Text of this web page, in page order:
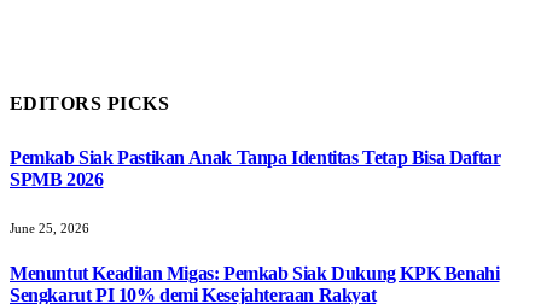
EDITORS PICKS
Pemkab Siak Pastikan Anak Tanpa Identitas Tetap Bisa Daftar
SPMB 2026
June 25, 2026
Menuntut Keadilan Migas: Pemkab Siak Dukung KPK Benahi
Sengkarut PI 10% demi Kesejahteraan Rakyat